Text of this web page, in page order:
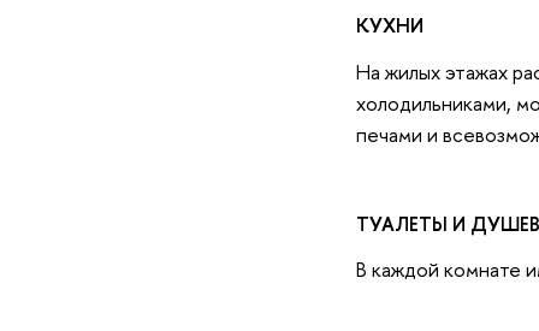
КУХНИ
На жилых этажах
холодильниками,
печами и
ТУАЛЕТЫ И
В каждой комнате